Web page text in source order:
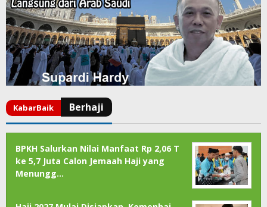
BPKH Salurkan Nilai Manfaat Rp 2,06 T
ke 5,7 Juta Calon Jemaah Haji yang
Menungg…